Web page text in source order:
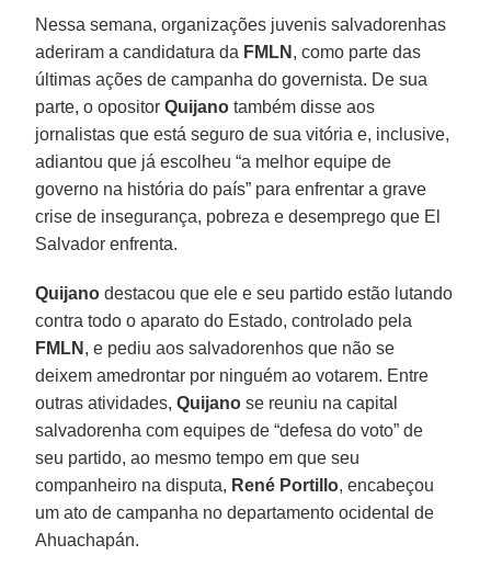
Nessa semana, organizações juvenis salvadorenhas
aderiram a candidatura da FMLN , como parte das
últimas ações de campanha do governista. De sua
parte, o opositorQuijano também disse aos
jornalistas que está seguro de sua vitória e, inclusive,
adiantou que já escolheu “a melhor equipe de
governo na história do país” para enfrentar a grave
crise de insegurança, pobreza e desemprego que El
Salvador enfrenta.
Quijano destacou que ele e seu partido estão lutando
contra todo o aparato do Estado, controlado pela
FMLN , e pediu aos salvadorenhos que não se
deixem amedrontar por ninguém ao votarem. Entre
outras atividades,Quijano se reuniu na capital
salvadorenha com equipes de “defesa do voto” de
seu partido, ao mesmo tempo em que seu
companheiro na disputa, René Portillo, encabeçou
um ato de campanha no departamento ocidental de
Ahuachapán.